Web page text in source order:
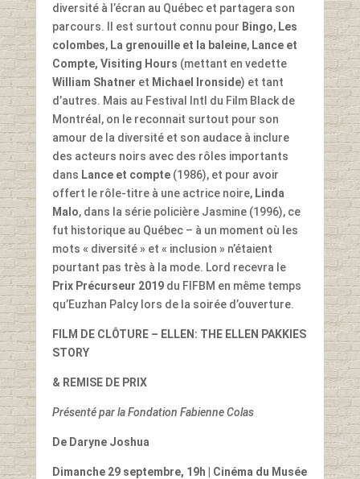
diversité à l’écran au Québec et partagera son
parcours. Il est surtout connu pour Bingo, Les
colombes, La grenouille et la baleine, Lance et
Compte, Visiting Hours (mettant en vedette
William Shatner et Michael Ironside) et tant
d’autres. Mais au Festival Intl du Film Black de
Montréal, on le reconnait surtout pour son
amour de la diversité et son audace à inclure
des acteurs noirs avec des rôles importants
dans Lance et compte(1986), et pour avoir
offert le rôle-titre à une actrice noire, Linda
Malo, dans la série policière Jasmine (1996), ce
fut historique au Québec – à un moment où les
mots « diversité » et « inclusion » n’étaient
pourtant pas très à la mode. Lord recevra le
Prix Précurseur 2019du FIFBM en même temps
qu’Euzhan Palcy lors de la soirée d’ouverture.
FILM DE CLÔTURE – ELLEN: THE ELLEN PAKKIES
STORY
& REMISE DE PRIX
Présenté par la Fondation Fabienne Colas
De Daryne Joshua
Dimanche 29 septembre, 19h
| Cinéma du Musée